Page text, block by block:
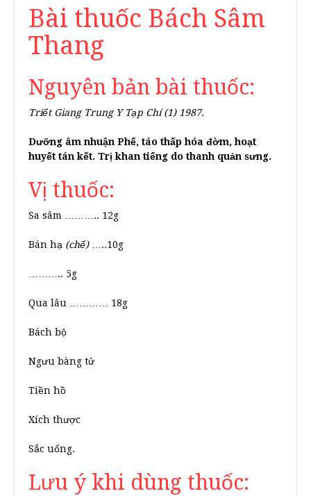
Bài thuốc Bách Sâm
Thang
Nguyên bản bài thuốc:
Triết Giang Trung Y Tạp Chí (1) 1987.
Dưỡng âm nhuận Phế, táo thấp hóa đờm, hoạt
huyết tán kết. Trị khan tiếng do thanh quản sưng.
Vị thuốc:
Sa sâm ……….. 12g
Bán hạ (chế)…..10g
……….. 5g
Qua lâu ………… 18g
Bách bộ
Ngưu bàng tử
Tiền hồ
Xích thược
Sắc uống.
Lưu ý khi dùng thuốc: